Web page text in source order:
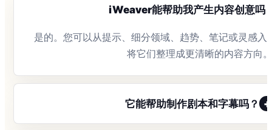
iWeaver能帮助我产生内容创意吗
是的。您可以从提示、细分领域、趋势、笔记或灵感
将它们整理成更清晰的内容方向。
它能帮助制作剧本和字幕吗？ +